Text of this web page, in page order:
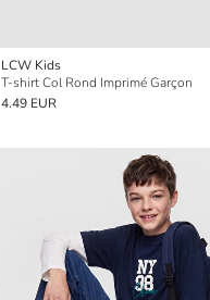
LCW Kids
T-shirt Col Rond Imprimé Garçon
4.49 EUR